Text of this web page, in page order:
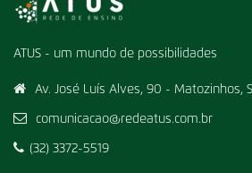
ATUS - um mundo de possibilidades
Av. José Luís Alves, 90 - Matozinhos,
comunicacao@redeatus.com.br
(32) 3372-5519